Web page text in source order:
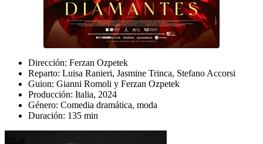
Dirección: Ferzan Ozpetek
Reparto: Luisa Ranieri, Jasmine Trinca, Stefano Accorsi
Guion: Gianni Romoli y Ferzan Ozpetek
Producción: Italia, 2024
Género: Comedia dramática, moda
Duración: 135 min